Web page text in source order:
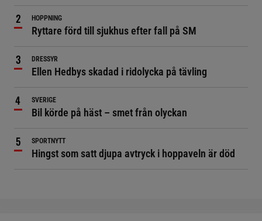
HOPPNING
Ryttare förd till sjukhus efter fall på SM
DRESSYR
Ellen Hedbys skadad i ridolycka på tävling
SVERIGE
Bil körde på häst – smet från olyckan
SPORTNYTT
Hingst som satt djupa avtryck i hoppaveln är död